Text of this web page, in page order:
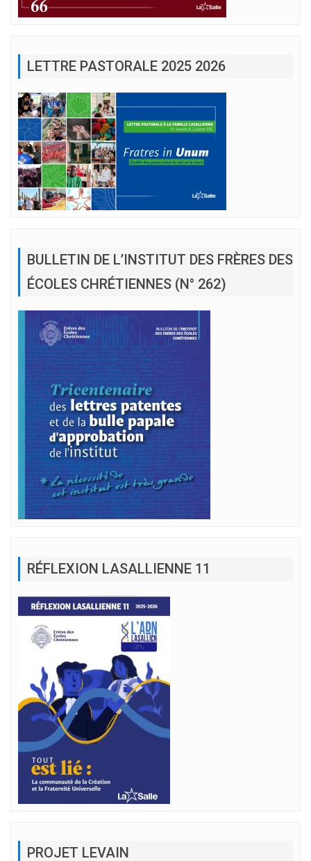
LETTRE PASTORALE 2025 2026
BULLETIN DE L’INSTITUT DES FRÈRES DES
ÉCOLES CHRÉTIENNES (N° 262)
RÉFLEXION LASALLIENNE 11
PROJET LEVAIN